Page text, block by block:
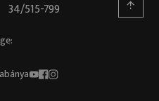
34/515-799